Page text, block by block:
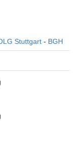
Stuttgart - BGH